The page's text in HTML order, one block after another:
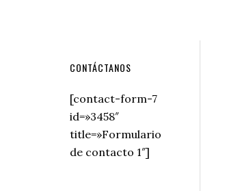
Secondary
Sidebar
CONTÁCTANOS
[contact-form-7
id=»3458″
title=»Formulario
de contacto 1″]